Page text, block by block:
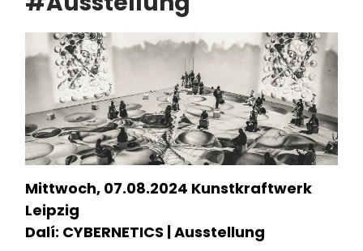
Mittwoch, 07.08.2024 Kunstkraftwerk
Leipzig
Dalí: CYBERNETICS | Ausstellung